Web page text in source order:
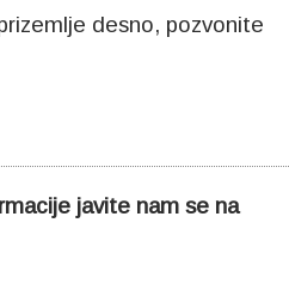
desno, pozvonite
javite nam se na